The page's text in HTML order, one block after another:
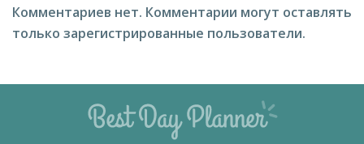
Комментариев нет. Комментарии могут оставлять
только зарегистрированные пользователи.